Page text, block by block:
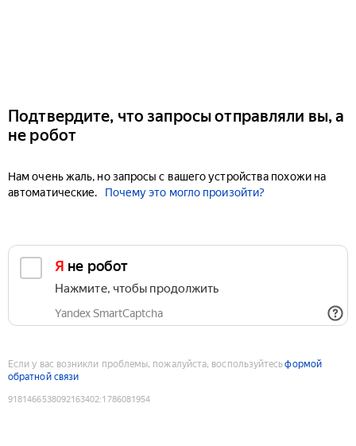
Подтвердите, что запросы отправляли вы, а
не робот
Нам очень жаль, но запросы с вашего устройства похожи на
автоматические.
Почему это могло произойти?
Я не робот
Нажмите, чтобы продолжить
Yandex SmartCaptcha
Если у вас возникли проблемы, пожалуйста, воспользуйтесьформой
обратной связи
9181466538092163402:1786081954